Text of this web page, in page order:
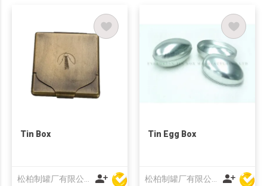
Tin Box Tin Egg Box